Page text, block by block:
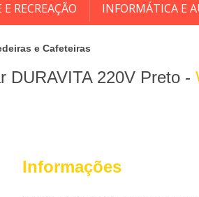
E RECREAÇÃO INFORMÁTICA E
e Cafeteiras
DURAVITA 220V Preto -
Informações